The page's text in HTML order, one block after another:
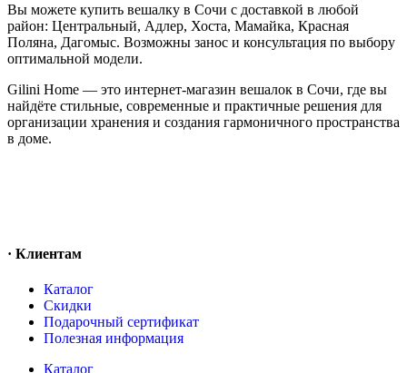
Вы можете купить вешалку в Сочи с доставкой в любой
район: Центральный, Адлер, Хоста, Мамайка, Красная
Поляна, Дагомыс. Возможны занос и консультация по выбору
оптимальной модели.
Gilini Home — это интернет-магазин вешалок в Сочи, где вы
найдёте стильные, современные и практичные решения для
организации хранения и создания гармоничного пространства
в доме.
· Клиентам
Каталог
Скидки
Подарочный сертификат
Полезная информация
Каталог